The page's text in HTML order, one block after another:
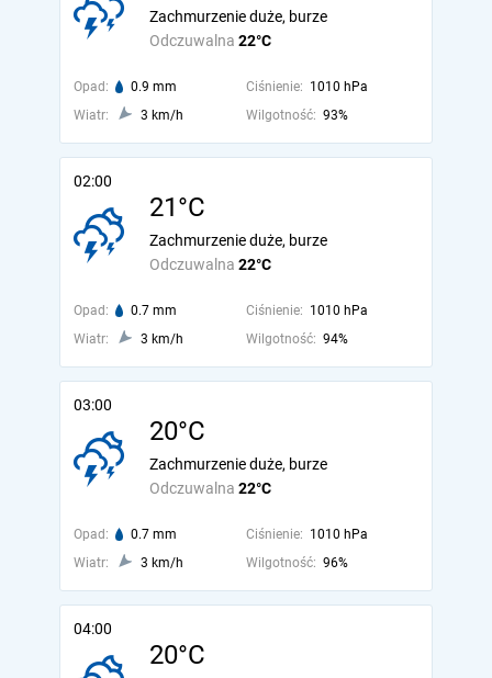
Odczuwalna 22°C
Zachmurzenie duże, burze
Opad: 0.9 mm Ciśnienie: 1010 hPa
Wiatr:
3 km/h Wilgotność: 93%
02:00
21°C
Odczuwalna 22°C
Zachmurzenie duże, burze
Opad: 0.7 mm Ciśnienie: 1010 hPa
Wiatr:
3 km/h Wilgotność: 94%
03:00
20°C
Odczuwalna 22°C
Zachmurzenie duże, burze
Opad: 0.7 mm Ciśnienie: 1010 hPa
Wiatr:
3 km/h Wilgotność: 96%
04:00
20°C